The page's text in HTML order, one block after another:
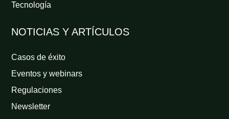
Tecnología
NOTICIAS Y ARTÍCULOS
Casos de éxito
Eventos y webinars
Regulaciones
Newsletter